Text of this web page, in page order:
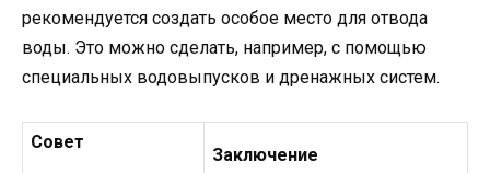
рекомендуется создать особое место для отвода
воды. Это можно сделать, например, с помощью
специальных водовыпусков и дренажных систем.
Совет
Заключение